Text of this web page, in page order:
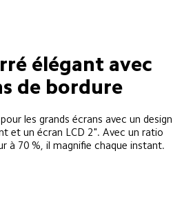
élégant avec
de bordure
les grands écrans avec un design
et un écran LCD 2". Avec un ratio
à 70 %, il magnifie chaque instant.